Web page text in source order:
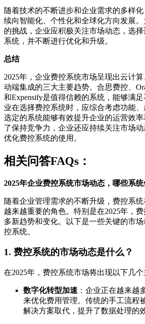
随着技术的不断进步和企业需求的多样
续向智能化、个性化和全球化方向发展
的挑战，企业应积极关注市场动态，选
系统，并不断进行优化和升级。
总结
2025年，企业费控系统市场呈现出云计
动端集成的三大主要趋势。合思费控、
和Expensify是值得信赖的系统，能够满
业在选择费控系统时，应综合考虑功能
选定的系统能够有效提升企业的运营效
了保持竞争力，企业还应持续关注市场
优化费控系统的使用。
相关问答FAQs：
2025年企业费控系统市场动态，哪些系统
随着企业管理需求的不断升级，费控系
越来越重要的角色。特别是在2025年，
多新趋势和变化。以下是一些关键的市
控系统。
1. 费控系统的市场动态是什么？
在2025年，费控系统市场将出现以下几个
数字化转型加速 ：企业正在越来越
来优化费用管理。传统的手工流程
解决方案取代，提升了数据处理的